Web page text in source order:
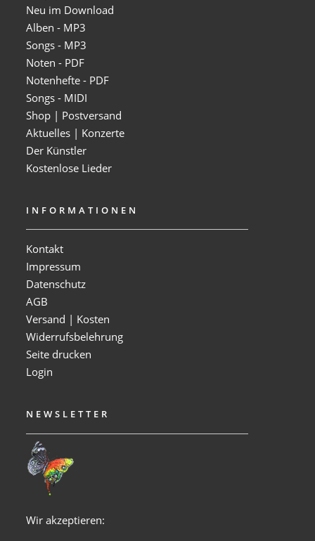
Neu im Download
Alben - MP3
Songs - MP3
Noten - PDF
Notenhefte - PDF
Songs - MIDI
Shop | Postversand
Aktuelles | Konzerte
Der Künstler
Kostenlose Lieder
INFORMATIONEN
Kontakt
Impressum
Datenschutz
AGB
Versand | Kosten
Widerrufsbelehrung
Seite drucken
Login
NEWSLETTER
Wir akzeptieren: